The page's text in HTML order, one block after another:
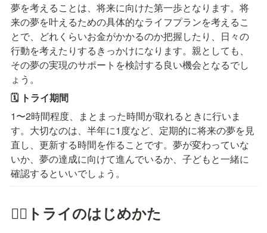
夢を考えることは、将来に向けた第一歩となります。将
来の夢を叶えるための具体的なライフプランを考えるこ
とで、どれくらいお金がかかるのか把握したり、日々の
行動を考えたりするきっかけになります。親としても、
その夢の実現のサポートを検討する良い機会となるでし
ょう。
🗓️ トライ期間
1〜2時間程度、まとまった時間が取れるときに行いま
す。大切なのは、半年に1度など、定期的に将来の夢を見
直し、更新する時間を作ることです。夢が変わっていな
いか、夢の達成に向けて進んでいるか、子どもと一緒に
確認するといいでしょう。
🏃‍♀️トライのはじめかた